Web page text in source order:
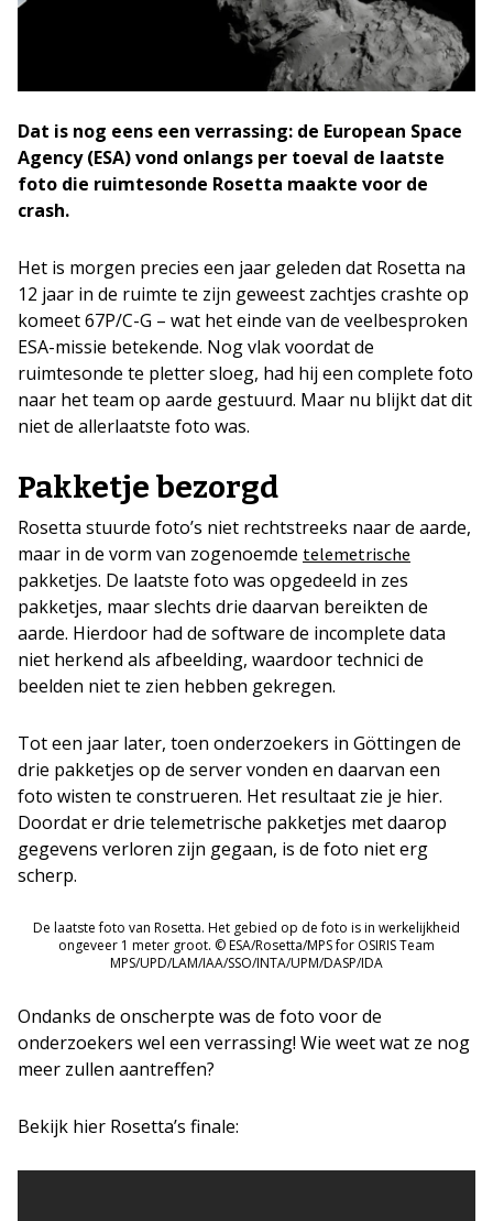
Dat is nog eens een verrassing: de European Space
Agency (ESA) vond onlangs per toeval de laatste
foto die ruimtesonde Rosetta maakte voor de
crash.
Het is morgen precies een jaar geleden dat Rosetta na
12 jaar in de ruimte te zijn geweest zachtjes crashte op
komeet 67P/C-G – wat het einde van de veelbesproken
ESA-missie betekende. Nog vlak voordat de
ruimtesonde te pletter sloeg, had hij een complete foto
naar het team op aarde gestuurd. Maar nu blijkt dat dit
niet de allerlaatste foto was.
Pakketje bezorgd
Rosetta stuurde foto’s niet rechtstreeks naar de aarde,
maar in de vorm van zogenoemde telemetrische
pakketjes. De laatste foto was opgedeeld in zes
pakketjes, maar slechts drie daarvan bereikten de
aarde. Hierdoor had de software de incomplete data
niet herkend als afbeelding, waardoor technici de
beelden niet te zien hebben gekregen.
Tot een jaar later, toen onderzoekers in Göttingen de
drie pakketjes op de server vonden en daarvan een
foto wisten te construeren. Het resultaat zie je hier.
Doordat er drie telemetrische pakketjes met daarop
gegevens verloren zijn gegaan, is de foto niet erg
scherp.
De laatste foto van Rosetta. Het gebied op de foto is in werkelijkheid
ongeveer 1 meter groot. © ESA/Rosetta/MPS for OSIRIS Team
MPS/UPD/LAM/IAA/SSO/INTA/UPM/DASP/IDA
Ondanks de onscherpte was de foto voor de
onderzoekers wel een verrassing! Wie weet wat ze nog
meer zullen aantreffen?
Bekijk hier Rosetta’s finale: